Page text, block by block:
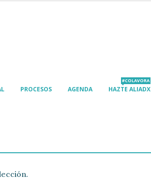
PROCESOS AGENDA HAZTE ALIADX
#COLAVORA